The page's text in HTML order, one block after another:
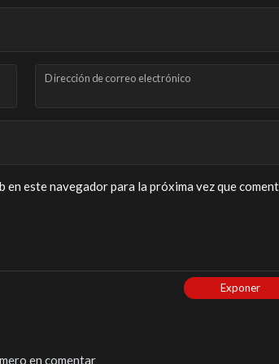
Dirección de correo electrónico
este navegador para la próxima vez que
Exponer
en comentar